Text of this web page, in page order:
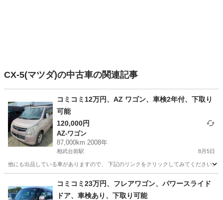
CX-5(マツダ)の中古車の関連記事
コミコミ12万円、AZ ワゴン、車検2年付、下取り
可能
120,000円
AZ-ワゴン
87,000km 2008年
相武台前駅 8月5日
他にも出品している車がありますので、 下記のリンクをクリックしてみてください。
相武台前駅
コミコミ23万円、フレアワゴン、パワースライド
ドア、車検あり、下取り可能